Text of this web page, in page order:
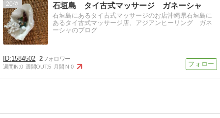
20 石垣島 タイ古式マッサージ ガネーシャ
石垣島にあるタイ古式マッサージのお店沖縄県石垣島に
あるタイ古式マッサージ店、アジアンヒーリング ガネ
ーシャのブログ
1584502 2
週間IN:0 週間OUT:5 月間IN:0